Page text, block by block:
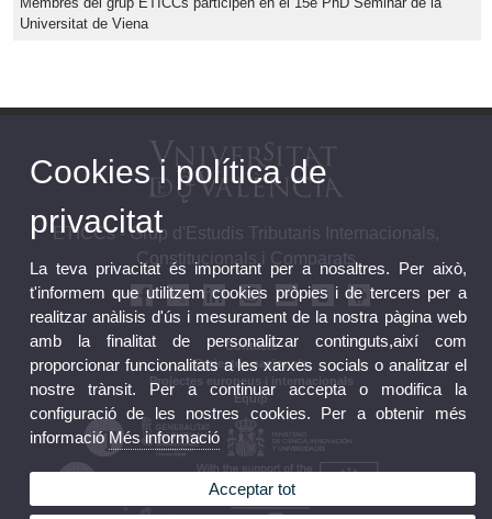
Universitat de Viena
ETICCs - Grup d'Estudis Tributaris Internacionals,
Constitucionals i Comparats
Contacte
Projectes nacionals
Projectes europeus i internacionals
Equip
Cookies i política de
privacitat
La teva privacitat és important per a nosaltres. Per això,
t'informem que utilitzem cookies pròpies i de tercers per a
realitzar anàlisis d'ús i mesurament de la nostra pàgina web
amb la finalitat de personalitzar continguts,així com
proporcionar funcionalitats a les xarxes socials o analitzar el
nostre trànsit. Per a continuar accepta o modifica la
configuració de les nostres cookies. Per a obtenir més
informacióMés informació
Acceptar tot